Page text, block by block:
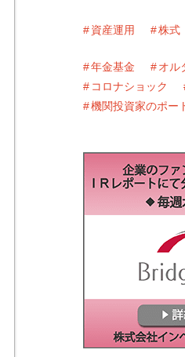
資産運用
株式
年金基金
オル
コロナショック
機関投資家のポー